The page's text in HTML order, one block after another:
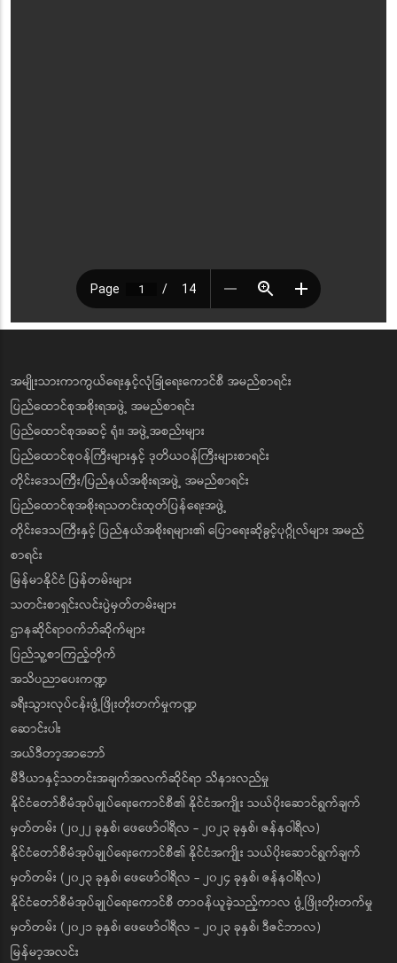
အမျိုးသားကာကွယ်ရေးနှင့်လုံခြုံရေးကောင်စီ အမည်စာရင်း
ပြည်ထောင်စုအစိုးရအဖွဲ့ အမည်စာရင်း
ပြည်ထောင်စုအဆင့် ရုံး၊ အဖွဲ့အစည်းများ
ပြည်ထောင်စုဝန်ကြီးများနှင့် ဒုတိယဝန်ကြီးများစာရင်း
တိုင်းဒေသကြီး/ပြည်နယ်အစိုးရအဖွဲ့ အမည်စာရင်း
ပြည်ထောင်စုအစိုးရသတင်းထုတ်ပြန်ရေးအဖွဲ့
တိုင်းဒေသကြီးနှင့် ပြည်နယ်အစိုးရများ၏ ပြောရေးဆိုခွင့်ပုဂ္ဂိုလ်များ အမည်
စာရင်း
မြန်မာနိုင်ငံ ပြန်တမ်းများ
သတင်းစာရှင်းလင်းပွဲမှတ်တမ်းများ
ဌာနဆိုင်ရာဝက်ဘ်ဆိုက်များ
ပြည်သူ့စာကြည့်တိုက်
အသိပညာပေးကဏ္ဍ
ခရီးသွားလုပ်ငန်းဖွံ့ဖြိုးတိုးတက်မှုကဏ္ဍ
ဆောင်းပါး
အယ်ဒီတာ့အာဘော်
မီဒီယာနှင့်သတင်းအချက်အလက်ဆိုင်ရာ သိနားလည်မှု
နိုင်ငံတော်စီမံအုပ်ချုပ်ရေးကောင်စီ၏ နိုင်ငံအကျိုး သယ်ပိုးဆောင်ရွက်ချက်
မှတ်တမ်း (၂၀၂၂ ခုနှစ်၊ ဖေဖော်ဝါရီလ - ၂၀၂၃ ခုနှစ်၊ ဇန်နဝါရီလ)
နိုင်ငံတော်စီမံအုပ်ချုပ်ရေးကောင်စီ၏ နိုင်ငံအကျိုး သယ်ပိုးဆောင်ရွက်ချက်
မှတ်တမ်း (၂၀၂၃ ခုနှစ်၊ ဖေဖော်ဝါရီလ - ၂၀၂၄ ခုနှစ်၊ ဇန်နဝါရီလ)
နိုင်ငံတော်စီမံအုပ်ချုပ်ရေးကောင်စီ တာဝန်ယူခဲ့သည့်ကာလ ဖွံ့ဖြိုးတိုးတက်မှု
မှတ်တမ်း (၂၀၂၁ ခုနှစ်၊ ဖေဖော်ဝါရီလ - ၂၀၂၃ ခုနှစ်၊ ဒီဇင်ဘာလ)
မြန်မာ့အလင်း